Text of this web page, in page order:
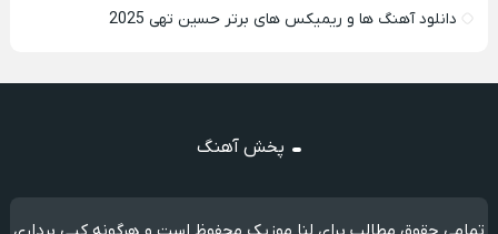
دانلود آهنگ ها و ریمیکس های برتر حسین تهی 2025
پخش آهنگ